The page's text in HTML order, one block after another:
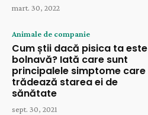
mart. 30, 2022
Animale de companie
Cum știi dacă pisica ta este
bolnavă? Iată care sunt
principalele simptome care
trădează starea ei de
sănătate
sept. 30, 2021